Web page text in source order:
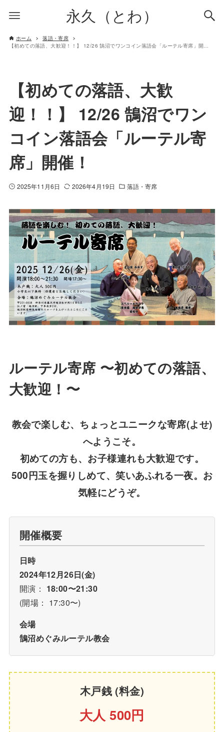
永久（とわ）
ホーム
落語・寄席
【初めての落語、大歓迎！！】 12/26 鵠沼でワンコイン落語会「ルーテル寄席」開催！
【初めての落語、大歓
迎！！】 12/26 鵠沼でワン
コイン落語会「ルーテル寄
席」開催！
2025年11月6日 2026年4月19日 落語・寄席
ルーテル寄席 〜初めての落語、
大歓迎！〜
教会で楽しむ、ちょっとユニークな寄席(よせ)
へようこそ。
初めての方も、お子様連れも大歓迎です。
500円玉を握りしめて、笑いあふれる一夜。お
気軽にどうぞ。
開催概要
日時
2024年12月26日(金)
開演： 18:00〜21:30
(開場： 17:30〜)
会場
鵠沼めぐみルーテル教会
木戸銭 (料金)
大人500円